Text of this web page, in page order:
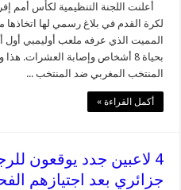
أعلنت اللجنة التنظيمية لكأس أمم
لكرة القدم في بلاغ رسمي لها
المميت الذي عرفه ملعب أوليمبي أول
بحياة 8 أشخاص وإصابة العشرات.
المنتخب المغربي ضد المنتخب ...
أكمل القراءة »
4 لاعبين جدد يوقعون
جزائري بعد اجتيازهم